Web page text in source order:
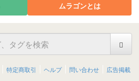
ムラゴンとは
特定商取引 ヘルプ 問い合わせ 広告掲載